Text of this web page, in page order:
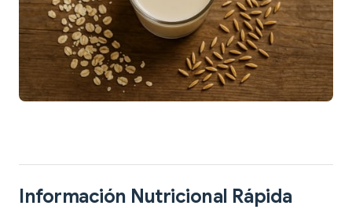
Información Nutricional Rápida